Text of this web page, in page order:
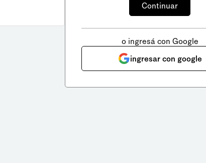
o ingresá con Google
ingresar con google